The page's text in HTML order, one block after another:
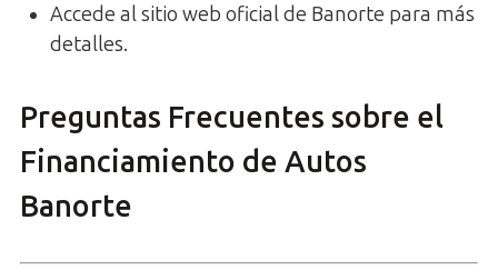
Accede al sitio web oficial de Banorte para más
detalles.
Preguntas Frecuentes sobre el
Financiamiento de Autos
Banorte